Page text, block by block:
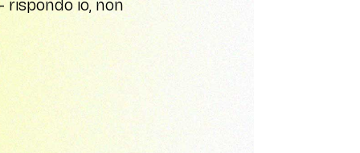
rispondo io, non